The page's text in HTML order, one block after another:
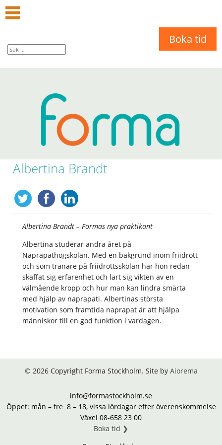
Boka tid
Albertina Brandt
Albertina Brandt – Formas nya praktikant
Albertina studerar andra året på
Naprapathögskolan. Med en bakgrund inom friidrott
och som tränare på friidrottsskolan har hon redan
skaffat sig erfarenhet och lärt sig vikten av en
välmående kropp och hur man kan lindra smärta
med hjälp av naprapati. Albertinas största
motivation som framtida naprapat är att hjälpa
människor till en god funktion i vardagen.
© 2026 Copyright Forma Stockholm. Site by Aiorema
info@formastockholm.se
Öppet: mån – fre 8 – 18, vissa lördagar efter överenskommelse
Växel 08-658 23 00
Boka tid ❯